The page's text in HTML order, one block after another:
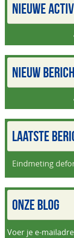
NIEUWE
NIEUW
LAATSTE
Eindmeting
ONZE BLOG
Voer je e-